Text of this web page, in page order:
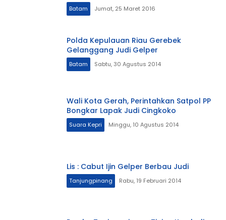
Batam Jumat, 25 Maret 2016
Polda Kepulauan Riau Gerebek
Gelanggang Judi Gelper
Batam Sabtu, 30 Agustus 2014
Wali Kota Gerah, Perintahkan Satpol PP
Bongkar Lapak Judi Cingkoko
Suara Kepri Minggu, 10 Agustus 2014
Lis : Cabut Ijin Gelper Berbau Judi
Tanjungpinang Rabu, 19 Februari 2014